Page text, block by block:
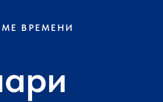
ВРЕМЕНИ